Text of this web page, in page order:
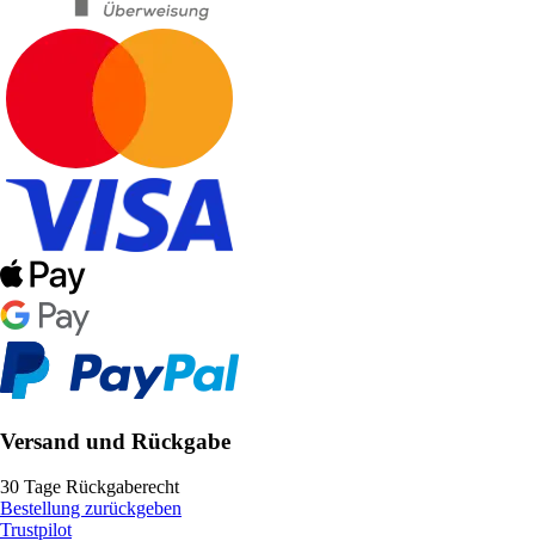
Versand und Rückgabe
30 Tage Rückgaberecht
Bestellung zurückgeben
Trustpilot